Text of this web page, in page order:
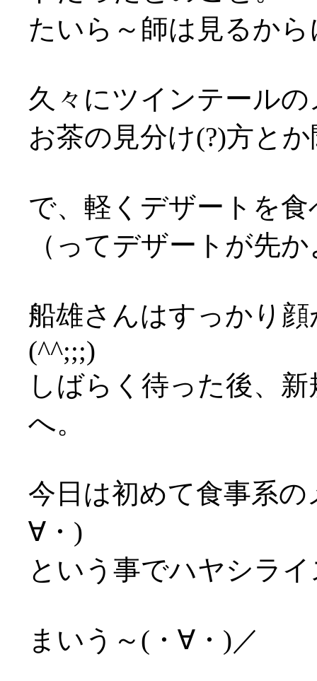
たいら～師は見るか
久々にツインテール
お茶の見分け(?)方と
で、軽くデザートを
（ってデザートが先
船雄さんはすっかり
(^^;;;)
しばらく待った後、
へ。
今日は初めて食事系
∀・)
という事でハヤシラ
まいう～(・∀・)／